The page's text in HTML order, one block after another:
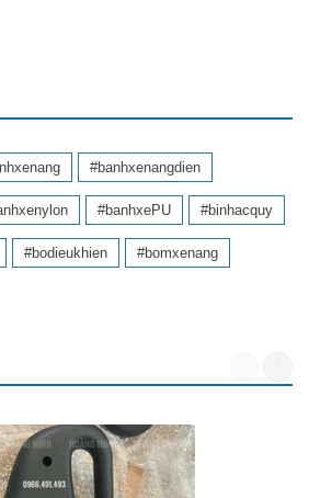
#banhxenangdien
#banhxePU #binhacquy
#bodieukhien #bomxenang